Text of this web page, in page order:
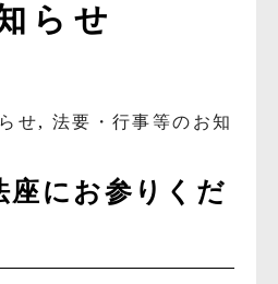
らせ
せ, 法要・行事等のお知
座にお参りくだ